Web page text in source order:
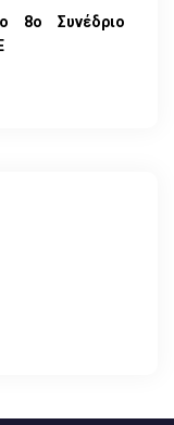
8ο Συνέδριο